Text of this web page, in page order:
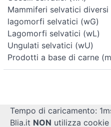
Mammiferi selvatici
lagomorfi selvatici (wG)
Lagomorfi selvatici (wL)
Ungulati selvatici (wU)
Prodotti a base di carne
Tempo di caricamento:
Blia.it NON utilizza cookie